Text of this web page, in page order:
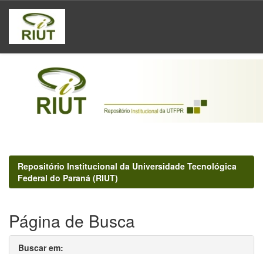
Skip
navigation
Repositório Institucional da Universidade Tecnológica
Federal do Paraná (RIUT)
Página de Busca
Buscar em: